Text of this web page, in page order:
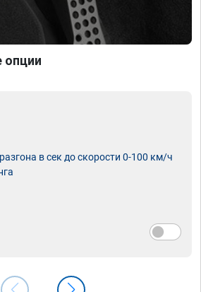
опции
в сек до скорости 0-100 км/ч